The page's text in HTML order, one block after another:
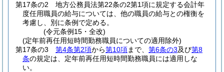
第17条の2
地方公務員法第22条の2第1項に規定する会計年
度任用職員の給与については、他の職員の給与との権衡を
考慮し、別に条例で定める。
(令元条例15・全改)
(定年前再任用短時間勤務職員についての適用除外)
第17条の3
第4条第2項から第10項まで、 第6条の3及び第8
条の規定は、定年前再任用短時間勤務職員には適用しな
い。